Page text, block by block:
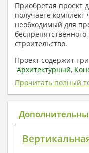
Приобретая проект
получаете комплект
необходимый для
строительство.
Проект содержит
Архитектурный,
отопление,
электроснабжение
плату) +
1. Архитектурный
План
Прочитать полный